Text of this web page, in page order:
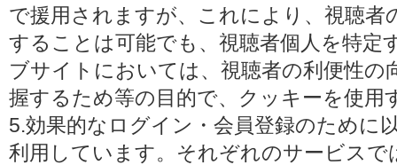
で援用されますが、これにより、視聴
することは可能でも、視聴者個人を特定
ブサイトにおいては、視聴者の利便性の
握するため等の目的で、クッキーを使用
5.効果的なログイン・会員登録のために
利用しています。それぞれのサービス